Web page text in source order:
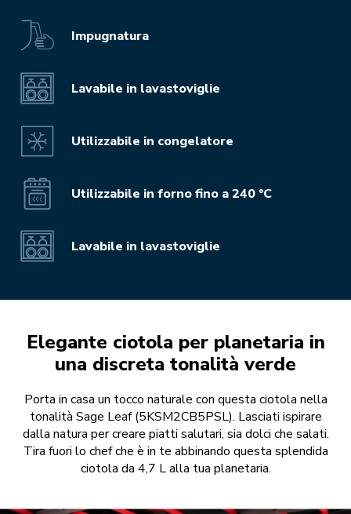
Impugnatura
Lavabile in lavastoviglie
Utilizzabile in congelatore
Utilizzabile in forno fino a 240 °C
Lavabile in lavastoviglie
Elegante ciotola per planetaria in
una discreta tonalità verde
Porta in casa un tocco naturale con questa ciotola nella
tonalità Sage Leaf (5KSM2CB5PSL). Lasciati ispirare
dalla natura per creare piatti salutari, sia dolci che salati.
Tira fuori lo chef che è in te abbinando questa splendida
ciotola da 4,7 L alla tua planetaria.